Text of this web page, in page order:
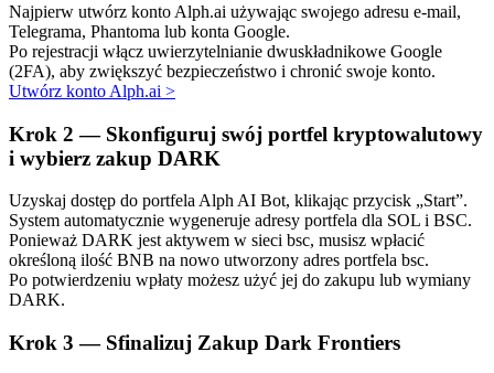
Dowiedz się, jak uzyskać dochód pasywny
Bitrue
AI
Najpierw utwórz konto Alph.ai używając swojego adresu e-mail,
Telegrama, Phantoma lub konta Google.
Po rejestracji włącz uwierzytelnianie dwuskładnikowe Google
(2FA), aby zwiększyć bezpieczeństwo i chronić swoje konto.
Utwórz konto Alph.ai >
Krok 2 — Skonfiguruj swój portfel kryptowalutowy
i wybierz zakup DARK
Uzyskaj dostęp do portfela Alph AI Bot, klikając przycisk „Start”.
System automatycznie wygeneruje adresy portfela dla SOL i BSC.
Ponieważ DARK jest aktywem w sieci bsc, musisz wpłacić
określoną ilość BNB na nowo utworzony adres portfela bsc.
Po potwierdzeniu wpłaty możesz użyć jej do zakupu lub wymiany
DARK.
Krok 3 — Sfinalizuj Zakup Dark Frontiers